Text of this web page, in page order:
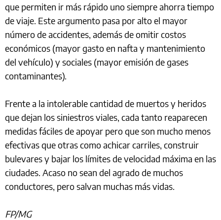
que permiten ir más rápido uno siempre ahorra tiempo
de viaje. Este argumento pasa por alto el mayor
número de accidentes, además de omitir costos
económicos (mayor gasto en nafta y mantenimiento
del vehículo) y sociales (mayor emisión de gases
contaminantes).
Frente a la intolerable cantidad de muertos y heridos
que dejan los siniestros viales, cada tanto reaparecen
medidas fáciles de apoyar pero que son mucho menos
efectivas que otras como achicar carriles, construir
bulevares y bajar los límites de velocidad máxima en las
ciudades. Acaso no sean del agrado de muchos
conductores, pero salvan muchas más vidas.
FP/MG